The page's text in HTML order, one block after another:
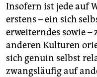
Insofern ist jede auf
erstens – ein sich
erweiterndes sowie –
anderen Kulturen
sich genuin selbst
zwangsläufig auf